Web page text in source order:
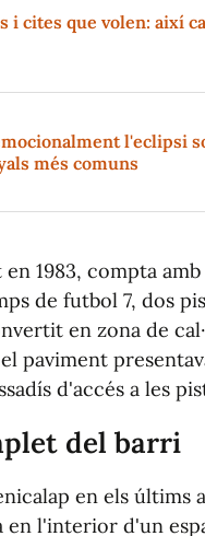
i cites que volen: així
l'eclipsi
més comuns
1983, compta
de futbol 7, dos
en zona de
paviment
d'accés a les
del barri
en els últims
en l'interior d'un